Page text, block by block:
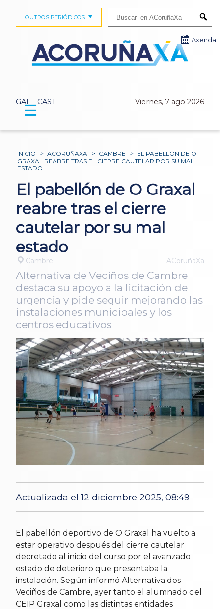
GAL CAST Viernes, 7 ago 2026
OUTROS PERIÓDICOS
Axenda
☰
INICIO > ACORUÑAXA > CAMBRE > EL PABELLÓN DE O
GRAXAL REABRE TRAS EL CIERRE CAUTELAR POR SU MAL
ESTADO
El pabellón de O Graxal
reabre tras el cierre
cautelar por su mal
estado
Cambre ACoruñaXa
Alternativa de Veciños de Cambre
destaca su apoyo a la licitación de
urgencia y pide seguir mejorando las
instalaciones municipales y los
centros educativos
Actualizada el 12 diciembre 2025, 08:49
horas 10 Dec 2025
El pabellón deportivo de O Graxal ha vuelto a
estar operativo después del cierre cautelar
decretado al inicio del curso por el avanzado
estado de deterioro que presentaba la
instalación. Según informó Alternativa dos
Veciños de Cambre, ayer tanto el alumnado del
CEIP Graxal como las distintas entidades